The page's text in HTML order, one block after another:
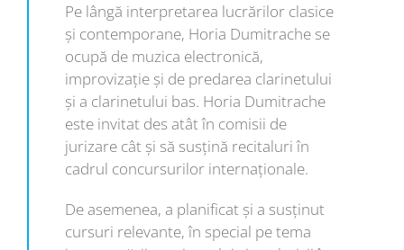
Pe lângă interpretarea lucrărilor clasice
și contemporane, Horia Dumitrache se
ocupă de muzica electronică,
improvizație și de predarea clarinetului
și a clarinetului bas. Horia Dumitrache
este invitat des atât în comisii de
jurizare cât și să susțină recitaluri în
cadrul concursurilor internaționale.
De asemenea, a planificat și a susținut
cursuri relevante, în special pe tema